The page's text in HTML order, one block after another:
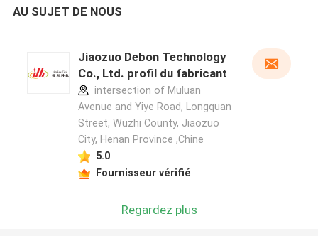
AU SUJET DE NOUS
Jiaozuo Debon Technology
Co., Ltd. profil du fabricant
intersection of Muluan
Avenue and Yiye Road, Longquan
Street, Wuzhi County, Jiaozuo
City, Henan Province ,Chine
5.0
Fournisseur vérifié
Regardez plus